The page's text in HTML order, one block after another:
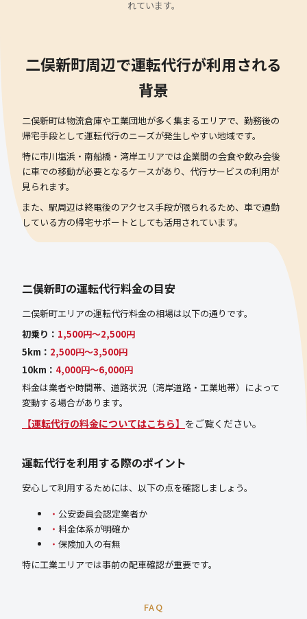
れています。
二俣新町周辺で運転代行が利用される
背景
二俣新町は物流倉庫や工業団地が多く集まるエリアで、勤務後の
帰宅手段として運転代行のニーズが発生しやすい地域です。
特に市川塩浜・南船橋・湾岸エリアでは企業間の会食や飲み会後
に車での移動が必要となるケースがあり、代行サービスの利用が
見られます。
また、駅周辺は終電後のアクセス手段が限られるため、車で通勤
している方の帰宅サポートとしても活用されています。
二俣新町の運転代行料金の目安
二俣新町エリアの運転代行料金の相場は以下の通りです。
初乗り： 1,500円〜2,500円
5km： 2,500円〜3,500円
10km： 4,000円〜6,000円
料金は業者や時間帯、道路状況（湾岸道路・工業地帯）によって
変動する場合があります。
【運転代行の料金についてはこちら】 をご覧ください。
運転代行を利用する際のポイント
安心して利用するためには、以下の点を確認しましょう。
公安委員会認定業者か
料金体系が明確か
保険加入の有無
特に工業エリアでは事前の配車確認が重要です。
FAQ